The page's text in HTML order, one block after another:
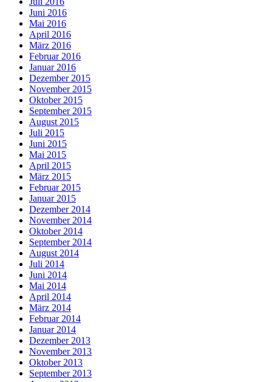
Juni 2016
Mai 2016
April 2016
März 2016
Februar 2016
Januar 2016
Dezember 2015
November 2015
Oktober 2015
September 2015
August 2015
Juli 2015
Juni 2015
Mai 2015
April 2015
März 2015
Februar 2015
Januar 2015
Dezember 2014
November 2014
Oktober 2014
September 2014
August 2014
Juli 2014
Juni 2014
Mai 2014
April 2014
März 2014
Februar 2014
Januar 2014
Dezember 2013
November 2013
Oktober 2013
September 2013